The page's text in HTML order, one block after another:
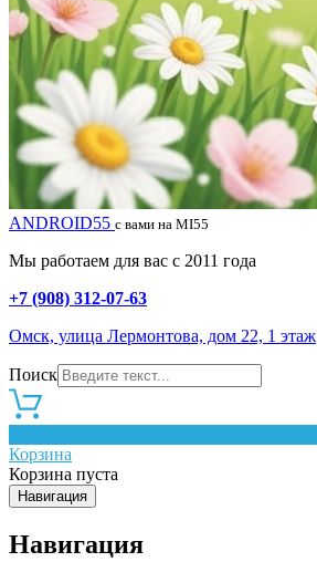
ANDROID55 с вами на MI55
Мы работаем для вас с 2011 года
+7 (908) 312-07-63
Омск, улица Лермонтова, дом 22, 1 этаж
Поиск
Корзина
Корзина пуста
Навигация
Навигация